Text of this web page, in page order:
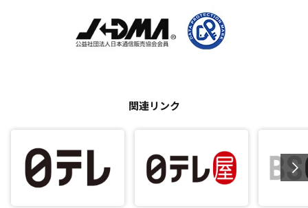
関連リンク